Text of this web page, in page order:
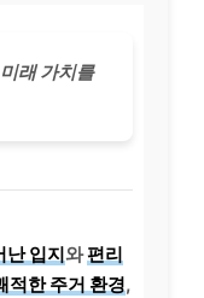
래 가치를
난 입지와편리
적한 주거 환경,